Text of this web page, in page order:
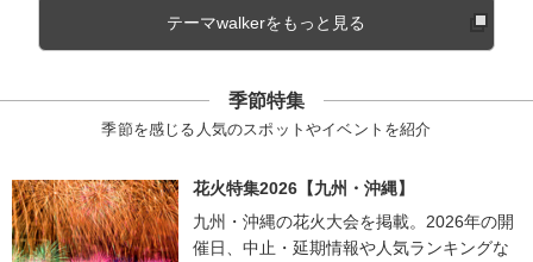
テーマwalkerをもっと見る
季節特集
季節を感じる人気のスポットやイベントを紹介
花火特集2026【九州・沖縄】
九州・沖縄の花火大会を掲載。2026年の開
催日、中止・延期情報や人気ランキングな